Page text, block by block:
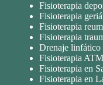
Fisioterapia
Fisioterapia
Fisioterapia
Fisioterapia
Drenaje linfático
Fisioterapia
Fisioterapia en
Fisioterapia en